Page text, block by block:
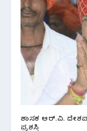
ಶಾಸಕ ಆರ್.ವಿ.
ಪ್ರಶಸ್ತಿ